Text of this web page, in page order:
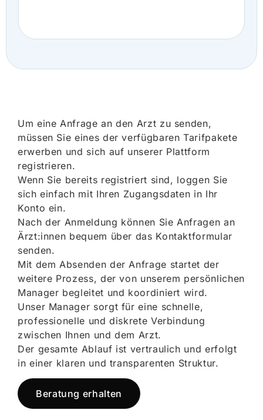
Um eine Anfrage an den Arzt zu senden,
müssen Sie eines der verfügbaren Tarifpakete
erwerben und sich auf unserer Plattform
registrieren.
Wenn Sie bereits registriert sind, loggen Sie
sich einfach mit Ihren Zugangsdaten in Ihr
Konto ein.
Nach der Anmeldung können Sie Anfragen an
Ärzt:innen bequem über das Kontaktformular
senden.
Mit dem Absenden der Anfrage startet der
weitere Prozess, der von unserem persönlichen
Manager begleitet und koordiniert wird.
Unser Manager sorgt für eine schnelle,
professionelle und diskrete Verbindung
zwischen Ihnen und dem Arzt.
Der gesamte Ablauf ist vertraulich und erfolgt
in einer klaren und transparenten Struktur.
Beratung erhalten